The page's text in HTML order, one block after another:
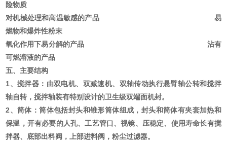
险物质
对机械处理和高温敏感的产品 易
燃物和爆炸性粉末
氧化作用下易分解的产品 沾有
可燃溶液的产品
五、主要结构
1、搅拌器：由双电机、双减速机、双轴传动执行悬臂轴公转和搅拌
轴自转，搅拌轴装有特别设计的卫生级双端面机封。
2、筒体：筒体包括封头和锥形筒体组成，封头和筒体有夹套加热和
保温，开有必要的人孔、工艺管口、视镜、压稳定、使用寿命长有搅
拌器、底部出料阀，上部进料阀，粉尘过滤器。